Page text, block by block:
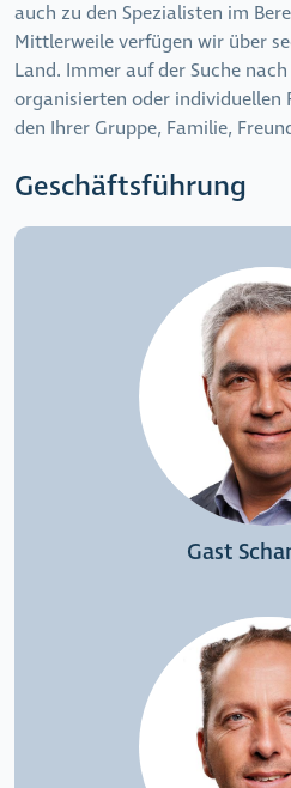
auch zu den Spezialisten im
Mittlerweile verfügen wir über
Land. Immer auf der Suche
organisierten oder individuellen
den Ihrer Gruppe, Familie,
Geschäftsführung
Gast